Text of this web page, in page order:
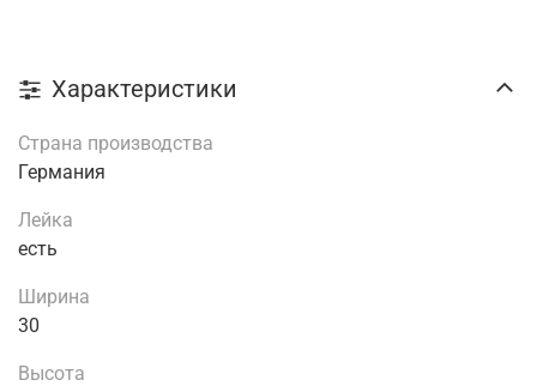
Характеристики
Страна производства
Германия
Лейка
есть
Ширина
30
Высота